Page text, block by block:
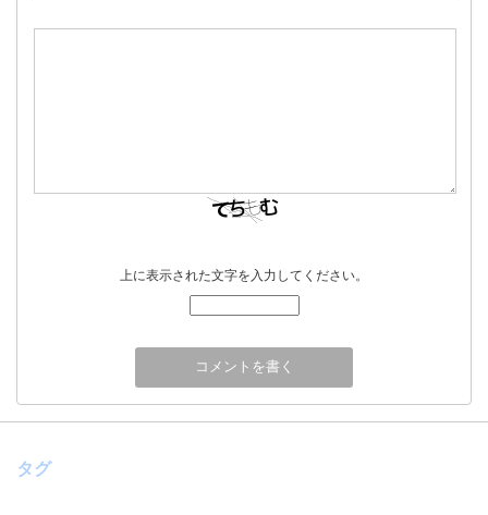
上に表示された文字を入力してください。
タグ